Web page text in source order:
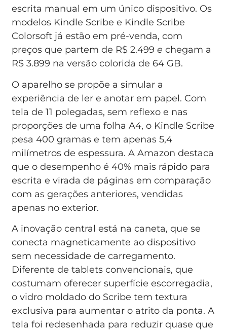
escrita manual em um único dispositivo. Os
modelos Kindle Scribe e Kindle Scribe
Colorsoft já estão em pré-venda, com
preços que partem de R$ 2.499 echegam a
R$ 3.899 na versão colorida de 64 GB.
O aparelho se propõe a simular a
experiência de ler e anotar em papel. Com
tela de 11 polegadas, sem reflexo e nas
proporções de uma folha A4, o Kindle Scribe
pesa 400 gramas e tem apenas 5,4
milímetros de espessura. A Amazon destaca
que o desempenho é 40% mais rápido para
escrita e virada de páginas em comparação
com as gerações anteriores, vendidas
apenas no exterior.
A inovação central está na caneta, que se
conecta magneticamente ao dispositivo
sem necessidade de carregamento.
Diferente de tablets convencionais, que
costumam oferecer superfície escorregadia,
o vidro moldado do Scribe tem textura
exclusiva para aumentar o atrito da ponta. A
tela foi redesenhada para reduzir quase que